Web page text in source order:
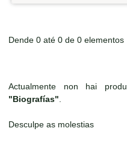
Dende 0 até 0 de 0 elementos
Actualmente non hai
"Biografías"
Desculpe as molestias